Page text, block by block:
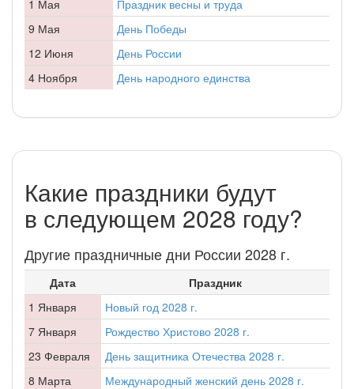
1 Мая
Праздник весны и труда
9 Мая
День Победы
12 Июня
День России
4 Ноября
День народного единства
Какие праздники будут
в следующем 2028 году?
Другие праздничные дни России 2028 г.
Дата
Праздник
1 Января
Новый год 2028 г.
7 Января
Рождество Христово 2028 г.
23 Февраля
День защитника Отечества 2028 г.
8 Марта
Международный женский день 2028 г.